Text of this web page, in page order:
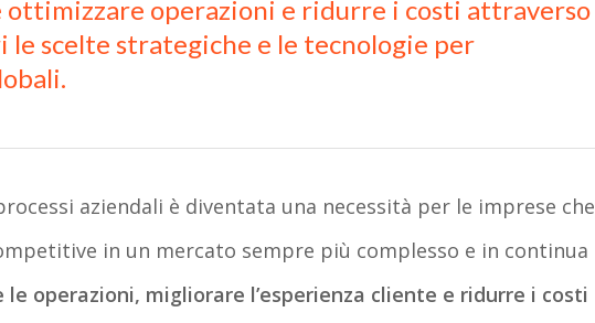
ottimizzare operazioni e ridurre i costi attraverso
le scelte strategiche e le tecnologie per
aziendali è diventata una necessità per le imprese che
in un mercato sempre più complesso e in continua
operazioni, migliorare l’esperienza cliente e ridurre i costi